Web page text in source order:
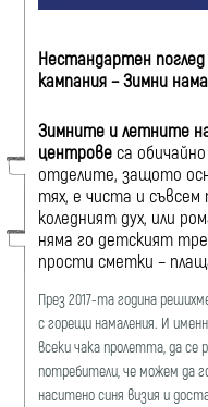
Нестандартен
кампания – Зимни
Зимните и летните
центрове са
отделите, защото
тях, е чиста и
коледният дух, или
няма го детският
прости сметки –
През 2017-та година
с горещи намаления. И
всеки чака пролетта, да
потребители, че можем да
наситено синя визия и